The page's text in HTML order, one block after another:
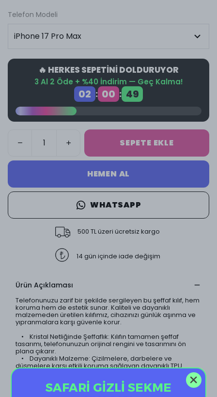
Telefon Modeli
🔥 HERKES SEPETİNİ DOLDURUYOR
3 Al 2 Öde + %40 İndirim — Geç Kalma!
02 : 00 : 49
SEPETE EKLE
HEMEN AL
WHATSAPP
500 TL üzeri ücretsiz kargo
14 gün içinde iade değişim
Ürün Açıklaması
Telefonunuzu zarif bir şekilde sergileyen bu şeffaf kılıf, hem
koruma hem de estetik sunar. Kaliteli ve dayanıklı
malzemeden üretilen kılıfımız, cihazınızı günlük aşınma ve
yıpranmalara karşı güvenle korur.
• Kristal Netliğinde Şeffaflık: Kılıfın tamamen şeffaf
tasarımı, telefonunuzun orijinal rengini ve tasarımını ön
plana çıkarır.
• Dayanıklı Malzeme: Çizilmelere, darbelere ve
düşmelere karşı etkili koruma sağlayan dayanıklı TPU
malzeme kullanılmıştır.
• İnce ve Hafif Tasarım: Telefonunuzun ince yapısını
koruyan hafif tasarımı sayesinde, kılıf neredeyse
görünmezdir.
SAFARİ GİZLİ SEKME